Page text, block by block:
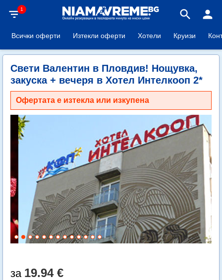
filter_list1 search person
Всички оферти Изтекли оферти Хотели Круизи
Свети Валентин в Пловдив! Нощувка,
закуска + вечеря в Хотел Интелкооп 2*
Офертата е изтекла или изкупена
19.94 €